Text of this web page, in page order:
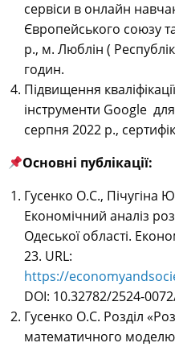
сервіси в онлайн
Європейського союзу
р., м. Люблін (
годин.
Підвищення
інструменти Google
серпня 2022 р.,
Основні публікації:
Гусенко О.С.,
Економічний аналіз
Одеської області.
23. URL:
https://
DOI: 10.32782/2524-
Гусенко О.С. Розділ
математичного